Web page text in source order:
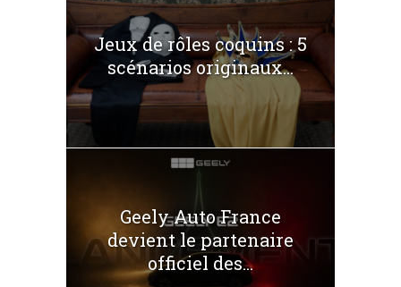
Jeux de rôles coquins : 5
scénarios originaux...
Geely Auto France
devient le partenaire
officiel des...